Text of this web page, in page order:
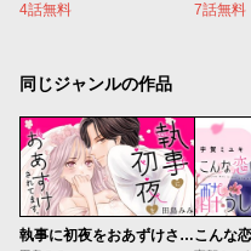
4話無料 7話無料
同じジャンルの作品
執事に初夜をおあずけされてます。こんな